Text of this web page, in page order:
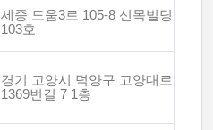
세종 도움3로 105-8 신목빌딩
103호
경기 고양시 덕양구 고양대로
1369번길 7 1층